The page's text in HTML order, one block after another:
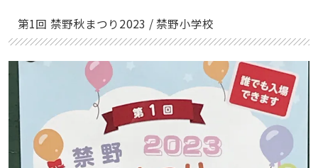
第1回 禁野秋まつり2023 / 禁野小学校